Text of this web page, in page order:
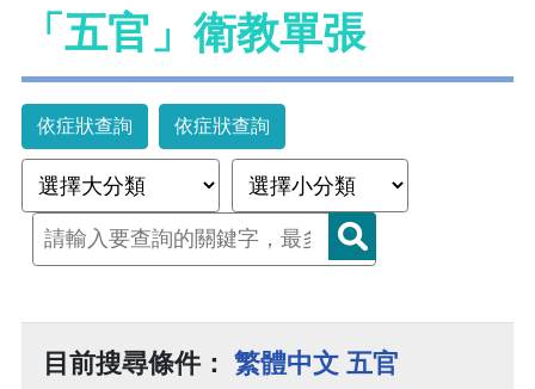
「五官」衛教單張
依症狀查詢 依症狀查詢
目前搜尋條件： 繁體中文 五官